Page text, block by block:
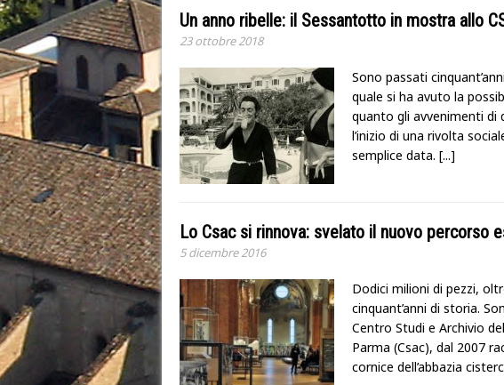
Un anno ribelle: il Sessantotto in mostra allo
23 ottobre 2018
Sono passati
quale si ha avuto la
quanto gli avvenimenti di
l’inizio di una rivolta
semplice data. [...]
Lo Csac si rinnova: svelato il nuovo percorso
5 dicembre 2016
Dodici milioni di pezzi,
cinquant’anni di storia.
Centro Studi e Archivio
Parma (Csac), dal 2007
cornice dell’abbazia